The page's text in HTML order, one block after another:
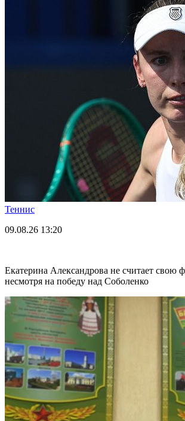
Теннис
09.08.26 13:20
Екатерина Александрова не считает свою
несмотря на победу над Соболенко